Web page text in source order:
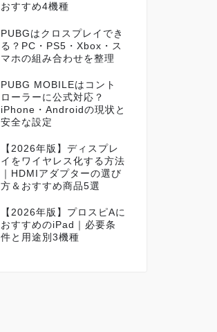
おすすめ4機種
PUBGはクロスプレイでき
る？PC・PS5・Xbox・ス
マホの組み合わせを整理
PUBG MOBILEはコント
ローラーに公式対応？
iPhone・Androidの現状と
安全な設定
【2026年版】ディスプレ
イをワイヤレス化する方法
｜HDMIアダプターの選び
方＆おすすめ商品5選
【2026年版】プロスピAに
おすすめのiPad｜必要条
件と用途別3機種